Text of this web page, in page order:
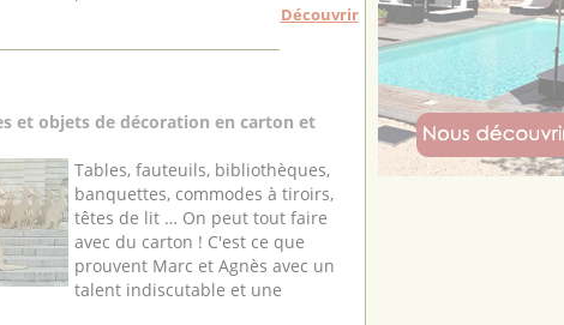
Découvrir
et objets de décoration en carton et
Tables, fauteuils, bibliothèques,
banquettes, commodes à tiroirs,
têtes de lit … On peut tout faire
avec du carton ! C'est ce que
prouvent Marc et Agnès avec un
talent indiscutable et une